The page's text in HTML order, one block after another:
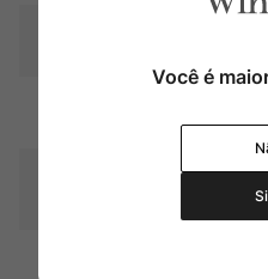
Graduação Alcóoli
Você é